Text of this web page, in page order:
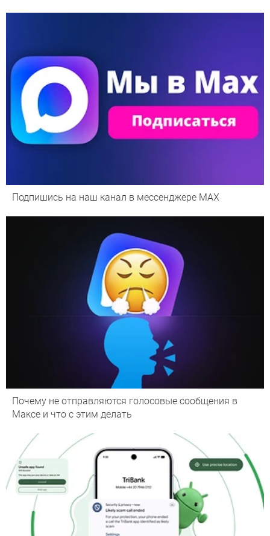
Подпишись на наш канал в мессенджере МАХ
Почему не отправляются голосовые сообщения в
Максе и что с этим делать